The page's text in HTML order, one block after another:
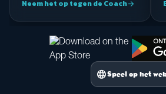
Neem het op tegen de Coacharrow_forward
languageSpeel op het